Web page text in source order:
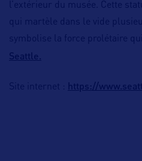
l’extérieur du musée. Cette
qui martèle dans le vide
symbolise la force prolétaire
Seattle.
Site internet : https://